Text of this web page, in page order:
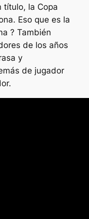
título, la Copa
Eso que es la
? También
de los años
y
de jugador